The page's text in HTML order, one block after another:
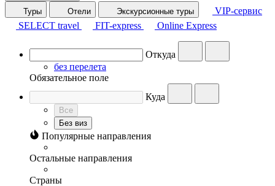
Туры
Отели Экскурсионные туры
VIP-сервис
SELECT travel
FIT-express Online Express
Откуда
без перелета
Обязательное поле
Куда
Все
Без виз
Популярные направления
Остальные направления
Страны